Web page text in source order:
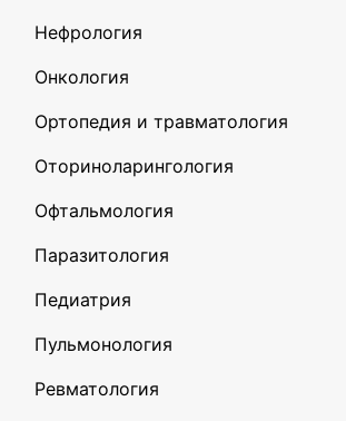
Нефрология
Онкология
Ортопедия и травматология
Оториноларингология
Офтальмология
Паразитология
Педиатрия
Пульмонология
Ревматология